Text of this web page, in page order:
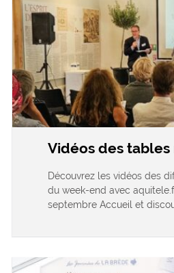
Vidéos des tables
Découvrez les vidéos des
du week-end avec
septembre Accueil et